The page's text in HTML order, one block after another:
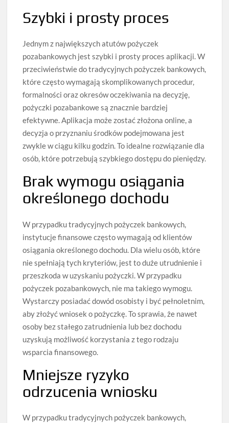
Szybki i prosty proces
Jednym z największych atutów pożyczek
pozabankowych jest szybki i prosty proces aplikacji. W
przeciwieństwie do tradycyjnych pożyczek bankowych,
które często wymagają skomplikowanych procedur,
formalności oraz okresów oczekiwania na decyzję,
pożyczki pozabankowe są znacznie bardziej
efektywne. Aplikacja może zostać złożona online, a
decyzja o przyznaniu środków podejmowana jest
zwykle w ciągu kilku godzin. To idealne rozwiązanie dla
osób, które potrzebują szybkiego dostępu do pieniędzy.
Brak wymogu osiągania
określonego dochodu
W przypadku tradycyjnych pożyczek bankowych,
instytucje finansowe często wymagają od klientów
osiągania określonego dochodu. Dla wielu osób, które
nie spełniają tych kryteriów, jest to duże utrudnienie i
przeszkoda w uzyskaniu pożyczki. W przypadku
pożyczek pozabankowych, nie ma takiego wymogu.
Wystarczy posiadać dowód osobisty i być pełnoletnim,
aby złożyć wniosek o pożyczkę. To sprawia, że nawet
osoby bez stałego zatrudnienia lub bez dochodu
uzyskują możliwość korzystania z tego rodzaju
wsparcia finansowego.
Mniejsze ryzyko
odrzucenia wniosku
W przypadku tradycyjnych pożyczek bankowych,